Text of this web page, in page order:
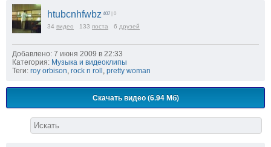
htubcnhfwbz 407 | 0
34 видео 133 поста 6 друзей
Добавлено: 7 июня 2009 в 22:33
Категория: Музыка и видеоклипы
Теги: roy orbison, rock n roll , pretty woman
Скачать видео (6.94 Мб)